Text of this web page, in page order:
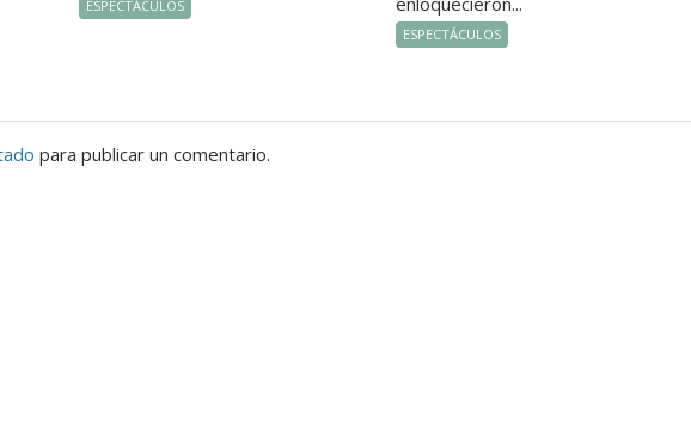
ESPECTÁCULOS
ESPECTÁCULOS
para publicar un comentario.